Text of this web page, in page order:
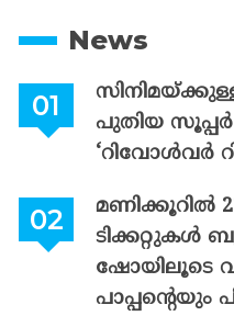
News
പുതിയ
‘റിവോൾവർ
മണിക്കൂറിൽ
ടിക്കറ്റുകൾ
ഷോയിലൂടെ
പാപ്പന്റെയും